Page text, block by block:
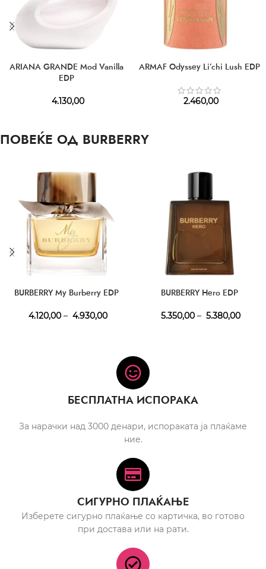
ARIANA GRANDE Mod Vanilla
EDP
4.130,00
ARMAF Odyssey Li’chi Lush EDP
2.460,00
ПОВЕЌЕ ОД BURBERRY
BURBERRY My Burberry EDP
4.120,00 – 4.930,00
BURBERRY Hero EDP
5.350,00 – 5.380,00
БЕСПЛАТНА ИСПОРАКА
За нарачки над 3000 денари, испораката ја плаќаме
ние.
СИГУРНО ПЛАЌАЊЕ
Изберете сигурно плаќање со картичка, во готово
при достава или на рати.